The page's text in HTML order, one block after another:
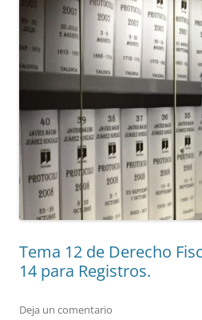
Tema 12 de Derecho
14 para Registros.
Deja un comentario